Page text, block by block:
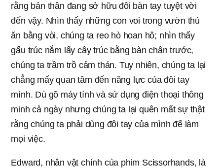
rằng bản thân đang sở hữu đôi bàn tay tuyệt vời
đến vậy. Nhìn thấy những con voi trong vườn thú
ăn bằng vòi, chúng ta reo hò hoan hô; nhìn thấy
gấu trúc nắm lấy cây trúc bằng bàn chân trước,
chúng ta trầm trồ cảm thán. Tuy nhiên, chúng ta lại
chẳng mấy quan tâm đến năng lực của đôi tay
mình. Dù gõ máy tính và sử dụng điện thoại thông
minh cả ngày nhưng chúng ta lại quên mất sự thật
rằng chúng ta phải dùng đôi tay của mình để làm
mọi việc.
Edward, nhân vật chính của phim Scissorhands, là